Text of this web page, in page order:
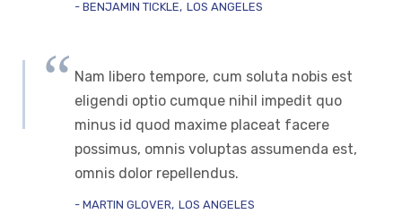
BENJAMIN TICKLE LOS ANGELES
Nam libero tempore, cum soluta nobis est
eligendi optio cumque nihil impedit quo
minus id quod maxime placeat facere
possimus, omnis voluptas assumenda est,
omnis dolor repellendus.
MARTIN GLOVER LOS ANGELES